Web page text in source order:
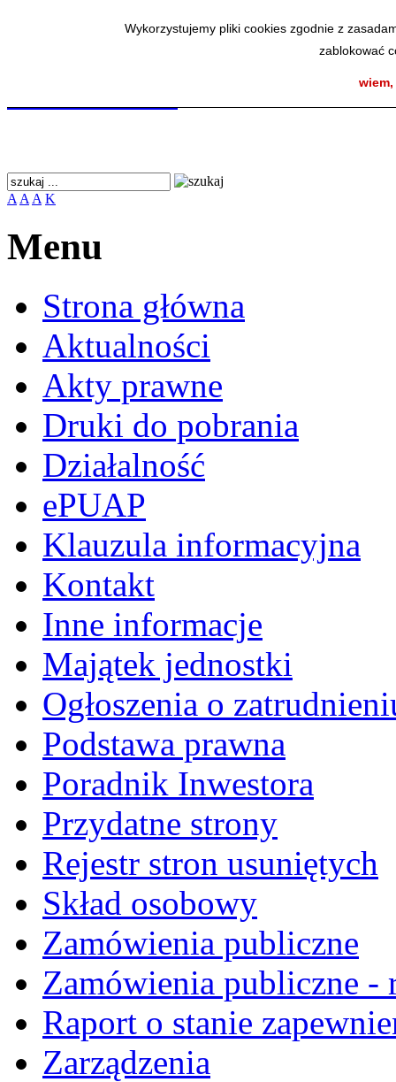
Wykorzystujemy pliki cookies zgodnie z
zablokować
Wykorzystujemy pliki cookies zgodnie z
zablokować
A A A K
Menu
Strona główna
Aktualności
Akty prawne
Druki do pobrania
Działalność
ePUAP
Klauzula informacyjna
Kontakt
Inne informacje
Majątek jednostki
Ogłoszenia o
Podstawa prawna
Poradnik Inwestora
Przydatne strony
Rejestr stron usuniętych
Skład osobowy
Zamówienia publiczne
Zamówienia publiczne -
Raport o stanie
Zarządzenia